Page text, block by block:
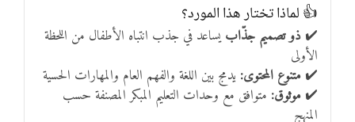
👍 لماذا تختار هذا المورد؟
✔️ ذو تصميم جذّابيساعد في جذب انتباه الأطفال من اللحظة
الأولى
✔️ متنوع المحتوى: يدمج بين اللغة والفهم العام والمهارات الحسية
✔️ موثوق: متوافق مع وحدات التعليم المبكر المصنفة حسب
المنهج